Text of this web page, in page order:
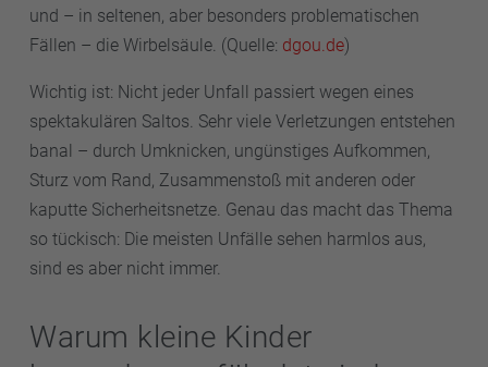
und – in seltenen, aber besonders problematischen
Fällen – die Wirbelsäule. (Quelle: dgou.de)
Wichtig ist: Nicht jeder Unfall passiert wegen eines
spektakulären Saltos. Sehr viele Verletzungen entstehen
banal – durch Umknicken, ungünstiges Aufkommen,
Sturz vom Rand, Zusammenstoß mit anderen oder
kaputte Sicherheitsnetze. Genau das macht das Thema
so tückisch: Die meisten Unfälle sehen harmlos aus,
sind es aber nicht immer.
Warum kleine Kinder